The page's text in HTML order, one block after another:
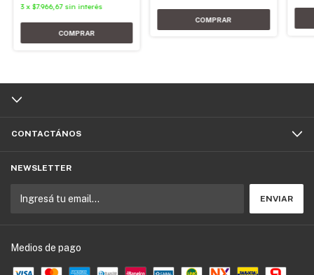
3 x $7.966,67 sin interés
CONTACTÁNOS
NEWSLETTER
Medios de pago